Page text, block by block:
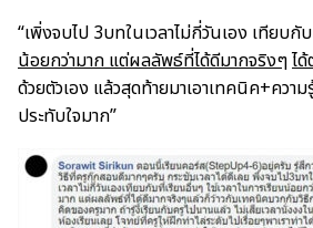
“เพิ่งจบไป 3บทในเวลาไม่กี่วันเอง เทียบกั
น้อยกว่ามาก แต่ผลลัพธ์ที่ได้ดีมากจริงๆไ
ด้วยตัวเอง แล้วสุดท้ายมาเอาเทคนิค+ควา
ประทับใจมาก”